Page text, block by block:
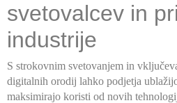
svetovalcev in
industrije
S strokovnim svetovanjem in
digitalnih orodij lahko podjetja
maksimirajo koristi od novih